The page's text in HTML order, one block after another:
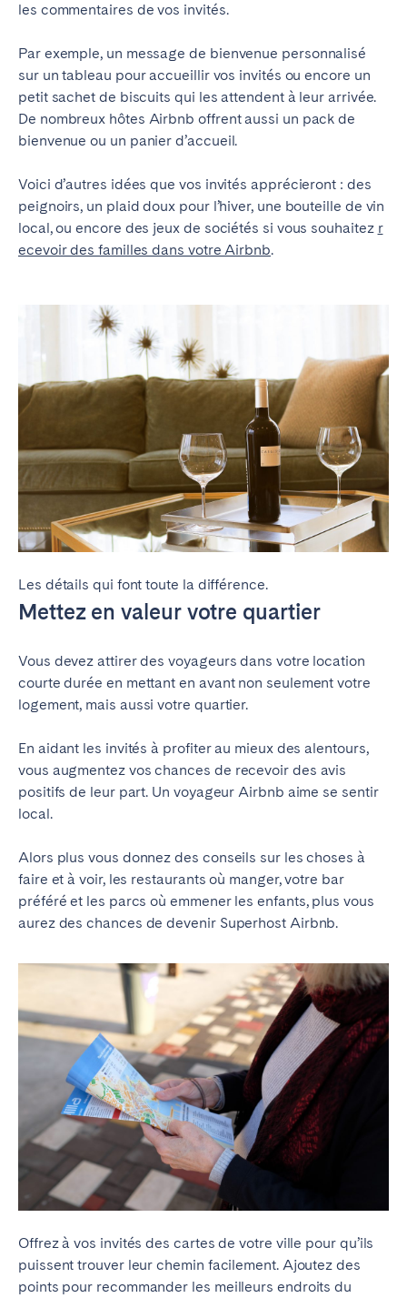
les commentaires de vos invités.
Par exemple, un message de bienvenue personnalisé
sur un tableau pour accueillir vos invités ou encore un
petit sachet de biscuits qui les attendent à leur arrivée.
De nombreux hôtes Airbnb offrent aussi un pack de
bienvenue ou un panier d’accueil.
Voici d’autres idées que vos invités apprécieront : des
peignoirs, un plaid doux pour l’hiver, une bouteille de vin
local, ou encore des jeux de sociétés si vous souhaitez r
ecevoir des familles dans votre Airbnb.
Les détails qui font toute la différence.
Mettez en valeur votre quartier
Vous devez attirer des voyageurs dans votre location
courte durée en mettant en avant non seulement votre
logement, mais aussi votre quartier.
En aidant les invités à profiter au mieux des alentours,
vous augmentez vos chances de recevoir des avis
positifs de leur part. Un voyageur Airbnb aime se sentir
local.
Alors plus vous donnez des conseils sur les choses à
faire et à voir, les restaurants où manger, votre bar
préféré et les parcs où emmener les enfants, plus vous
aurez des chances de devenir Superhost Airbnb.
Offrez à vos invités des cartes de votre ville pour qu’ils
puissent trouver leur chemin facilement. Ajoutez des
points pour recommander les meilleurs endroits du